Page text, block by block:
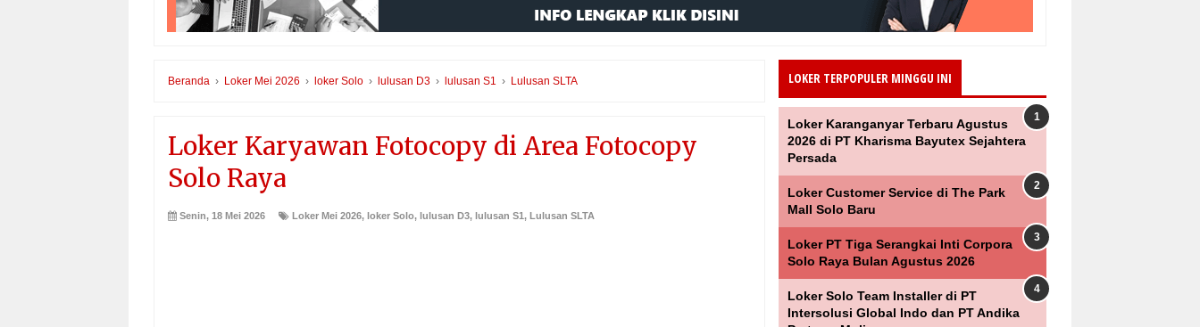
Beranda › Loker Mei 2026 › loker Solo › lulusan D3 › lulusan S1 › Lulusan SLTA
Loker Karyawan Fotocopy di Area Fotocopy
Solo Raya
Senin, 18 Mei 2026 Loker Mei 2026, loker Solo, lulusan D3, lulusan S1, Lulusan SLTA
LOKER TERPOPULER MINGGU INI
Loker Karanganyar Terbaru Agustus
2026 di PT Kharisma Bayutex Sejahtera
Persada
Loker Customer Service di The Park
Mall Solo Baru
Loker PT Tiga Serangkai Inti Corpora
Solo Raya Bulan Agustus 2026
Loker Solo Team Installer di PT
Intersolusi Global Indo dan PT Andika